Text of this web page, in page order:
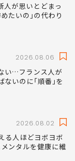
人が思いとどまっ
たいの｣の代わり
2026.08.06
い…フランス人が
ないのに｢順番｣を
2026.08.02
る人ほどヨボヨボ
ンタルを健康に維